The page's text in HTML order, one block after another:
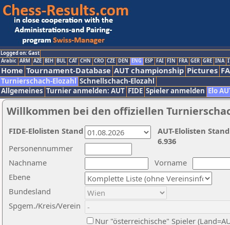
Logged on: Gast
Arabic ARM AZE BIH BUL CAT CHN CRO CZE DEN ENG ESP FAI FIN FRA GER GRE INA
Home Tournament-Database AUT championship Pictures
Turnierschach-Elozahl Schnellschach-Elozahl
Allgemeines Turnier anmelden: AUT FIDE Spieler anmelden Elo
Willkommen bei den offiziellen
Nachname
Vorname
Ebene
Personennummer
Bundesland
Spgem./Kreis/Verein
Nur "österreichische" Spieler
AUT-Elolisten
6.936
FIDE-Elolisten Stand